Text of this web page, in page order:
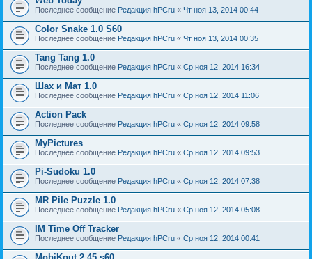
Последнее сообщение Редакция hPCru « Чт ноя 13, 2014 00:44
Color Snake 1.0 S60
Последнее сообщение Редакция hPCru « Чт ноя 13, 2014 00:35
Tang Tang 1.0
Последнее сообщение Редакция hPCru « Ср ноя 12, 2014 16:34
Шах и Мат 1.0
Последнее сообщение Редакция hPCru « Ср ноя 12, 2014 11:06
Action Pack
Последнее сообщение Редакция hPCru « Ср ноя 12, 2014 09:58
MyPictures
Последнее сообщение Редакция hPCru « Ср ноя 12, 2014 09:53
Pi-Sudoku 1.0
Последнее сообщение Редакция hPCru « Ср ноя 12, 2014 07:38
MR Pile Puzzle 1.0
Последнее сообщение Редакция hPCru « Ср ноя 12, 2014 05:08
IM Time Off Tracker
Последнее сообщение Редакция hPCru « Ср ноя 12, 2014 00:41